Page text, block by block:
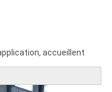
accueillent